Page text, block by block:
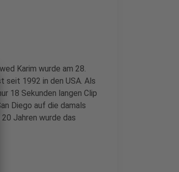
Karim wurde am 28.
seit 1992 in den USA. Als
18 Sekunden langen Clip
Diego auf die damals
Jahren wurde das